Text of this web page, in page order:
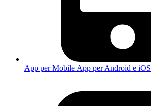
App per Mobile App per Android e iOS